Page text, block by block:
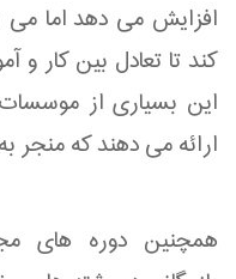
افزایش می دهد اما
کند تا تعادل بین کار و
ارائه می دهند که
همچنین دوره های